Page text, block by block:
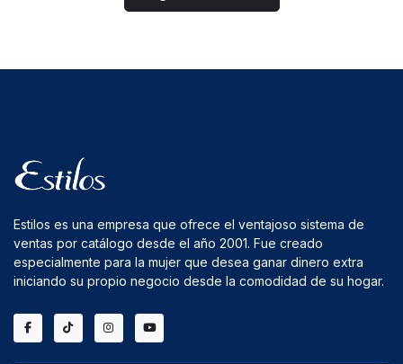
Estilos es una empresa que ofrece el ventajoso sistema de
ventas por catálogo desde el año 2001. Fue creado
especialmente para la mujer que desea ganar dinero extra
iniciando su propio negocio desde la comodidad de su hogar.